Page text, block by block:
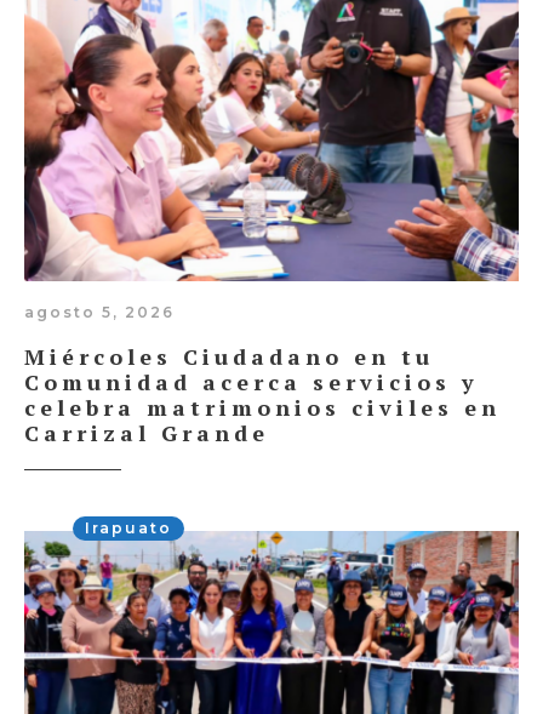
agosto 5, 2026
Miércoles Ciudadano en tu
Comunidad acerca servicios y
celebra matrimonios civiles en
Carrizal Grande
Irapuato